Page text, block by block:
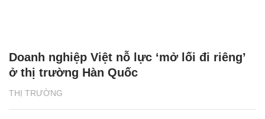
THỊ TRƯỜNG
Doanh nghiệp Việt nỗ lực ‘mở lối đi riêng’
ở thị trường Hàn Quốc